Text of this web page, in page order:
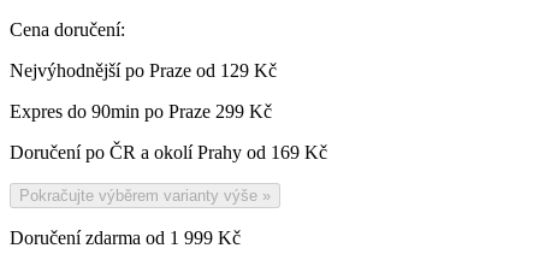
Cena doručení:
Nejvýhodnější po Praze od 129 Kč
Expres do 90min po Praze 299 Kč
Doručení po ČR a okolí Prahy od 169 Kč
Pokračujte výběrem varianty výše »
Doručení zdarma od 1 999 Kč